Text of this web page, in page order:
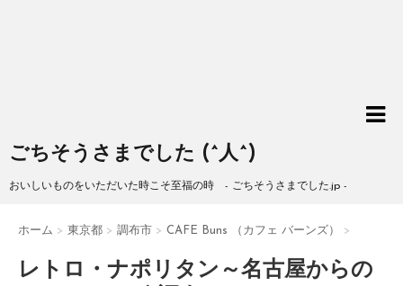
ごちそうさまでした (^人^)
おいしいものをいただいた時こそ至福の時 - ごちそうさまでした.jp -
ホーム > 東京都 > 調布市 > CAFE Buns （カフェ バーンズ） >
レトロ・ナポリタン～名古屋からの